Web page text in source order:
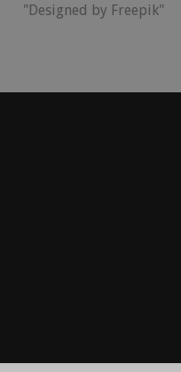
"Designed by Freepik"